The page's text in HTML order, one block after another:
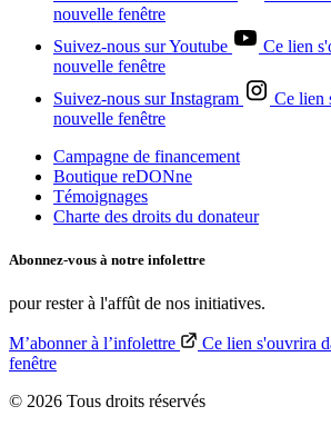
nouvelle fenêtre
Suivez-nous sur Youtube
Ce lien
nouvelle fenêtre
Suivez-nous sur Instagram
Ce lien
nouvelle fenêtre
Campagne de financement
Boutique reDONne
Témoignages
Charte des droits du donateur
Abonnez-vous à notre infolettre
pour rester à l'affût de nos initiatives.
M’abonner à l’infolettre
Ce lien s'ouvrira
fenêtre
© 2026 Tous droits réservés